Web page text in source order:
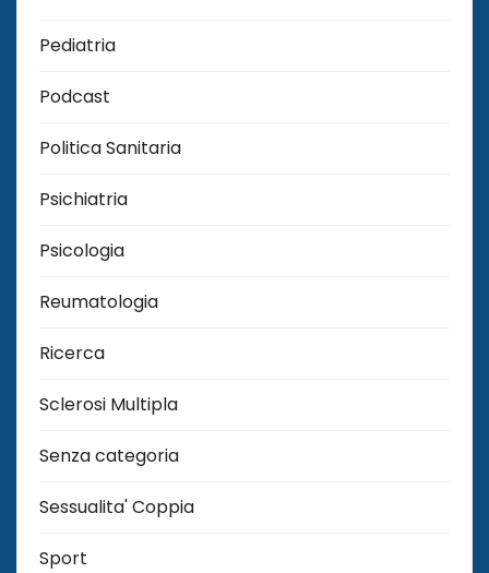
Pediatria
Podcast
Politica Sanitaria
Psichiatria
Psicologia
Reumatologia
Ricerca
Sclerosi Multipla
Senza categoria
Sessualita' Coppia
Sport